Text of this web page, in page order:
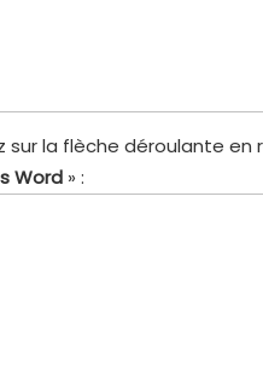
sur la flèche déroulante en
Word» :